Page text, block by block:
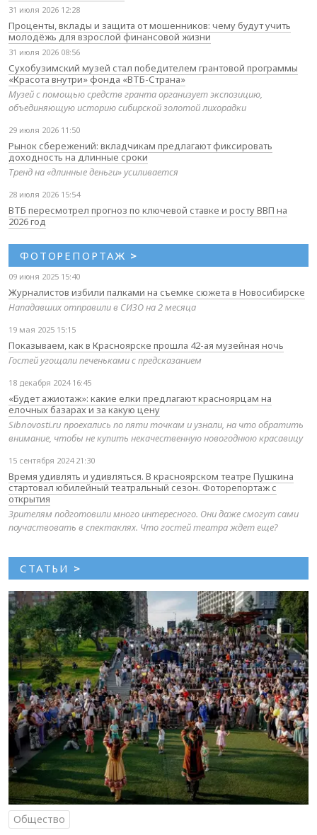
31 июля 2026 12:28
Проценты, вклады и защита от мошенников: чему будут учить
молодёжь для взрослой финансовой жизни
31 июля 2026 08:56
Сухобузимский музей стал победителем грантовой программы
«Красота внутри» фонда «ВТБ-Страна»
Музей с помощью средств гранта организует экспозицию,
объединяющую историю сибирской золотой лихорадки
29 июля 2026 11:50
Рынок сбережений: вкладчикам предлагают фиксировать
доходность на длинные сроки
Тренд на «длинные деньги» усиливается
28 июля 2026 15:54
ВТБ пересмотрел прогноз по ключевой ставке и росту ВВП на
2026 год
ФОТОРЕПОРТАЖ >
09 июня 2025 15:40
Журналистов избили палками на съемке сюжета в Новосибирске
Нападавших отправили в СИЗО на 2 месяца
19 мая 2025 15:15
Показываем, как в Красноярске прошла 42-ая музейная ночь
Гостей угощали печеньками с предсказанием
18 декабря 2024 16:45
«Будет ажиотаж»: какие елки предлагают красноярцам на
елочных базарах и за какую цену
Sibnovosti.ru проехались по пяти точкам и узнали, на что обратить
внимание, чтобы не купить некачественную новогоднюю красавицу
15 сентября 2024 21:30
Время удивлять и удивляться. В красноярском театре Пушкина
стартовал юбилейный театральный сезон. Фоторепортаж с
открытия
Зрителям подготовили много интересного. Они даже смогут сами
поучаствовать в спектаклях. Что гостей театра ждет еще?
СТАТЬИ >
Общество